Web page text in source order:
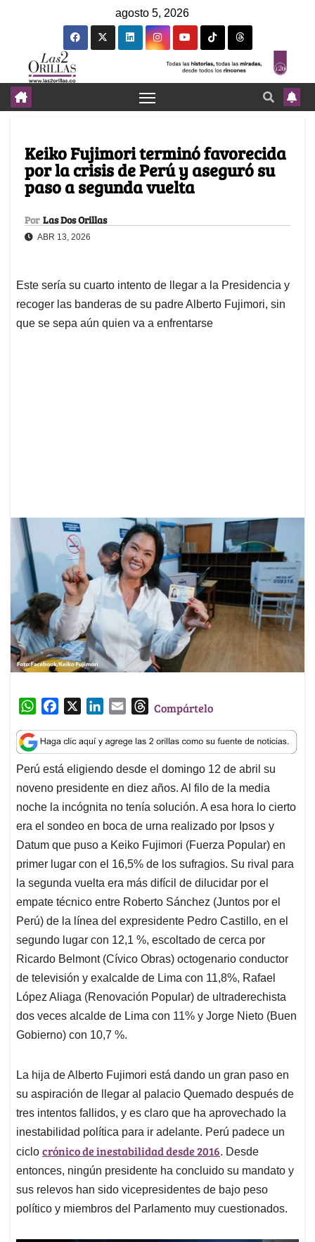
agosto 5, 2026
Keiko Fujimori terminó favorecida
por la crisis de Perú y aseguró su
paso a segunda vuelta
Por Las Dos Orillas
ABR 13, 2026
Este sería su cuarto intento de llegar a la Presidencia y
recoger las banderas de su padre Alberto Fujimori, sin
que se sepa aún quien va a enfrentarse
W
a
t
s
A
p
p
c
e
b
o
o
k
n
k
e
d
I
n
a
i
l
T
r
e
a
d
s
Compártelo
Perú está eligiendo desde el domingo 12 de abril su
noveno presidente en diez años. Al filo de la media
noche la incógnita no tenía solución. A esa hora lo cierto
era el sondeo en boca de urna realizado por Ipsos y
Datum que puso a Keiko Fujimori (Fuerza Popular) en
primer lugar con el 16,5% de los sufragios. Su rival para
la segunda vuelta era más difícil de dilucidar por el
empate técnico entre Roberto Sánchez (Juntos por el
Perú) de la línea del expresidente Pedro Castillo, en el
segundo lugar con 12,1 %, escoltado de cerca por
Ricardo Belmont (Cívico Obras) octogenario conductor
de televisión y exalcalde de Lima con 11,8%, Rafael
López Aliaga (Renovación Popular) de ultraderechista
dos veces alcalde de Lima con 11% y Jorge Nieto (Buen
Gobierno) con 10,7 %.
La hija de Alberto Fujimori está dando un gran paso en
su aspiración de llegar al palacio Quemado después de
tres intentos fallidos, y es claro que ha aprovechado la
inestabilidad política para ir adelante. Perú padece un
ciclo crónico de inestabilidad desde 2016. Desde
entonces, ningún presidente ha concluido su mandato y
sus relevos han sido vicepresidentes de bajo peso
político y miembros del Parlamento muy cuestionados.